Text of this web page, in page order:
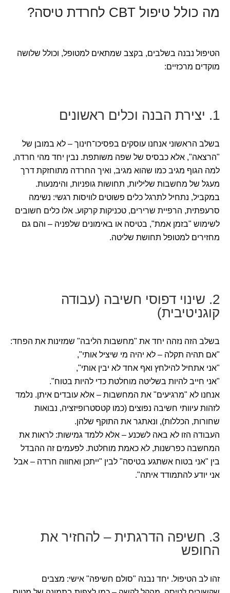
מה כולל טיפול CBT לחרדת טיסה?
הטיפול נבנה בשלבים, בקצב שמתאים למטופל, וכולל שלושה
מוקדים מרכזיים:
1. יצירת הבנה וכלים ראשונים
בשלב הראשוני אנחנו עוסקים בפסיכו־חינוך – לא במובן של
"הרצאה", אלא כבסיס של שפה משותפת. נבין יחד מהי חרדה,
למה הגוף מגיב כמו שהוא מגיב, ואיך החרדה מתוחזקת דרך
מעגל של מחשבות שליליות, תחושות גופניות, והימנעות.
במקביל, נתחיל לתרגל כלים פשוטים לוויסות רגשי: נשימה
סרעפתית, הרפיית שרירים, טכניקות קרקוע. אלו כלים חשובים
לשימוש "בזמן אמת", בטיסה או באימונים שלפניה – והם גם
מחזירים למטופל תחושת שליטה.
2. שינוי דפוסי חשיבה (עבודה
קוגניטיבית)
בשלב הזה נזהה יחד את "מחשבות הליבה" שמזינות את הפחד:
"אם תהיה תקלה – לא יהיה מי שיציל אותי",
"אני אתחיל להילחץ ואף אחד לא יבין אותי",
"אני חייב להיות בשליטה מוחלטת כדי להיות בטוח".
אנחנו לא "מרגיעים" את המחשבות – אלא עובדים איתן. נלמד
לזהות עיוותי חשיבה נפוצים (כמו קטסטרופיזציה, נבואות
שחורות, הכללות), ונאתגר את התוקף שלהן.
העבודה הזו לא באה לשכנע – אלא ללמד גמישות: לראות את
המחשבה כפרשנות, לא כאמת מוחלטת. לפעמים זה ההבדל
בין "אני בטוח אשתגע בטיסה" לבין "ייתכן ואחווה חרדה – אבל
אני יודע להתמודד איתה".
3. חשיפה הדרגתית – להחזיר את
החופש
זהו לב הטיפול. יחד נבנה "סולם חשיפה" אישי: מצבים